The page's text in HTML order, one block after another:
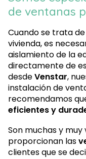
Somos
de ventanas
Cuando se trata
vivienda, es
aislamiento de la
directamente de
desdeVenstar,
instalación de
recomendamos
Son muchas y
proporcionan las